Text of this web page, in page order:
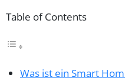
Table of Contents
Was ist ein Smart